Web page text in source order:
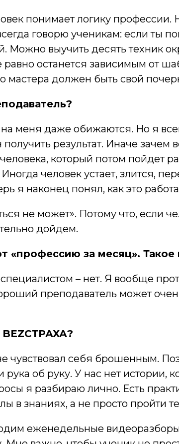
понимает логику профессии.
говорю ученикам: если ты
Можно выучить десять техник
равно останется зависимым от
мастера должен быть свой
меня даже обижаются. Но я
результат. Иначе зачем
который потом пойдет
человек устает, злится,
я наконец понял, как это
не может». Потому что, если
дойдем.
«профессию за месяц».
специалистом – нет. Я вообще
преподаватель может
BEZСТРАХА?
чувствовал себя брошенным.
об руку. У нас нет истории,
я разбираю лично. Есть
в знаниях, а не просто пройти
еженедельные